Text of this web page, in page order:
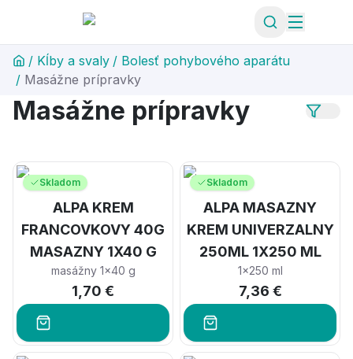
/ Kĺby a svaly / Bolesť pohybového aparátu
/ Masážne prípravky
Masážne prípravky
Skladom
ALPA KREM
FRANCOVKOVY 40G
MASAZNY 1X40 G
masážny 1x40 g
1,70 €
Skladom
ALPA MASAZNY
KREM UNIVERZALNY
250ML 1X250 ML
1x250 ml
7,36 €